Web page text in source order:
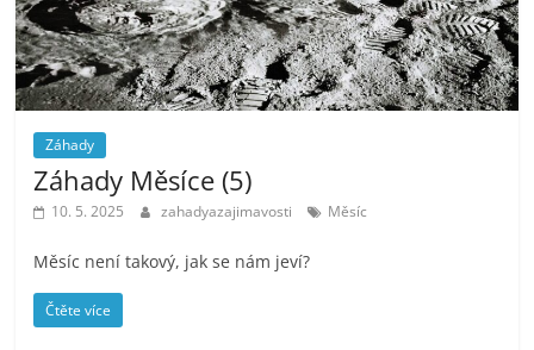
Záhady
Záhady Měsíce (5)
10. 5. 2025 zahadyazajimavosti Měsíc
Měsíc není takový, jak se nám jeví?
Čtěte více